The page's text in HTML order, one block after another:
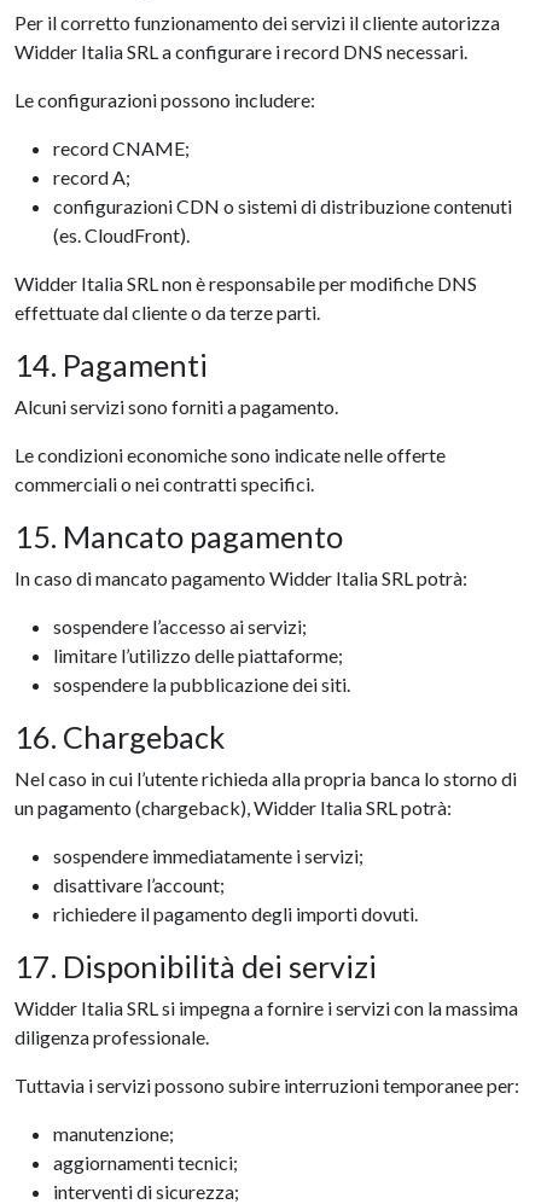
Per il corretto funzionamento dei servizi il cliente autorizza
Widder Italia SRL a configurare i record DNS necessari.
Le configurazioni possono includere:
record CNAME;
record A;
configurazioni CDN o sistemi di distribuzione contenuti
(es. CloudFront).
Widder Italia SRL non è responsabile per modifiche DNS
effettuate dal cliente o da terze parti.
14. Pagamenti
Alcuni servizi sono forniti a pagamento.
Le condizioni economiche sono indicate nelle offerte
commerciali o nei contratti specifici.
15. Mancato pagamento
In caso di mancato pagamento Widder Italia SRL potrà:
sospendere l’accesso ai servizi;
limitare l’utilizzo delle piattaforme;
sospendere la pubblicazione dei siti.
16. Chargeback
Nel caso in cui l’utente richieda alla propria banca lo storno di
un pagamento (chargeback), Widder Italia SRL potrà:
sospendere immediatamente i servizi;
disattivare l’account;
richiedere il pagamento degli importi dovuti.
17. Disponibilità dei servizi
Widder Italia SRL si impegna a fornire i servizi con la massima
diligenza professionale.
Tuttavia i servizi possono subire interruzioni temporanee per:
manutenzione;
aggiornamenti tecnici;
interventi di sicurezza;